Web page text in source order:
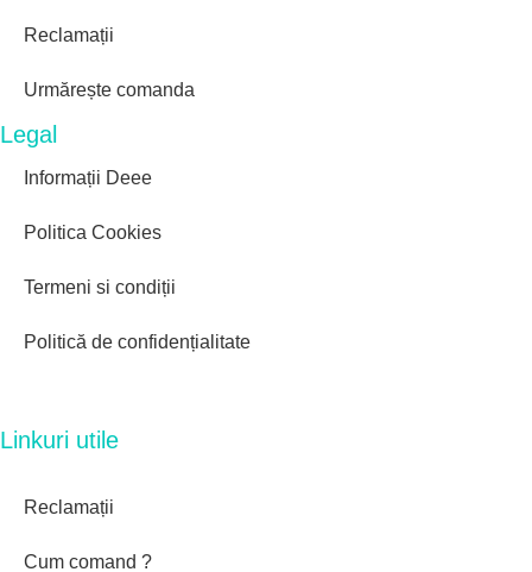
Reclamații
Urmărește comanda
Legal
Informații Deee
Politica Cookies
Termeni si condiții
Politică de confidențialitate
Linkuri utile
Reclamații
Cum comand ?